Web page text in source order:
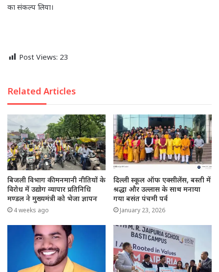
का संकल्प लिया।
Post Views: 23
Related Articles
बिजली विभाग की मनमानी नीतियों के
विरोध में उद्योग व्यापार प्रतिनिधि
मण्डल ने मुख्यमंत्री को भेजा ज्ञापन
4 weeks ago
दिल्ली स्कूल ऑफ एक्सीलेंस, बस्ती में
श्रद्धा और उल्लास के साथ मनाया
गया बसंत पंचमी पर्व
January 23, 2026